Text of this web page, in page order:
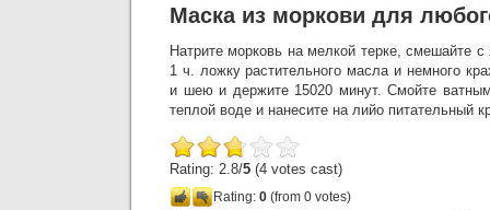
Маска из моркови для
Натрите морковь на мелкой терке, смешайте
1 ч. ложку растительного масла и немного
и шею и держите 15020 минут. Смойте
теплой воде и нанесите на лийо питательный
Rating: 2.8/5 (4 votes cast)
Rating: 0 (from 0 votes)